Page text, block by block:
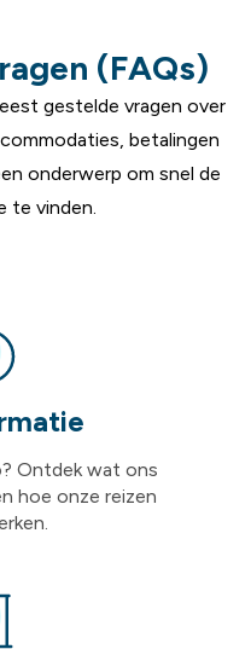
(FAQs)
gestelde vragen over
betalingen
onderwerp om snel de
te vinden.
Ontdek wat ons
hoe onze reizen